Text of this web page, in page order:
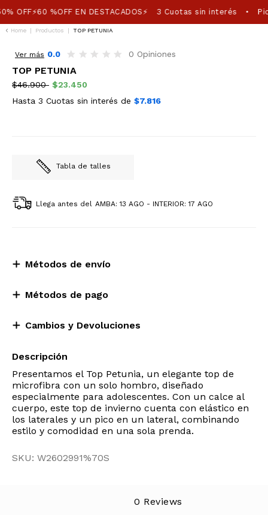
OFF⚡60 %OFF EN DESTACADOS⚡ 3 Cuotas sin interés •
Home | Productos | TOP PETUNIA
Ver más 0.0 0 Opiniones
TOP PETUNIA
$46.900 $23.450
Hasta 3 Cuotas sin interés de $7.816
Tabla de talles
Llega antes del AMBA: 13 AGO - INTERIOR: 17 AGO
Métodos de envío
Métodos de pago
Cambios y Devoluciones
Descripción
Presentamos el Top Petunia, un elegante top de
microfibra con un solo hombro, diseñado
especialmente para adolescentes. Con un calce al
cuerpo, este top de invierno cuenta con elástico en
los laterales y un pico en un lateral, combinando
estilo y comodidad en una sola prenda.
SKU: W2602991%70S
0 Reviews